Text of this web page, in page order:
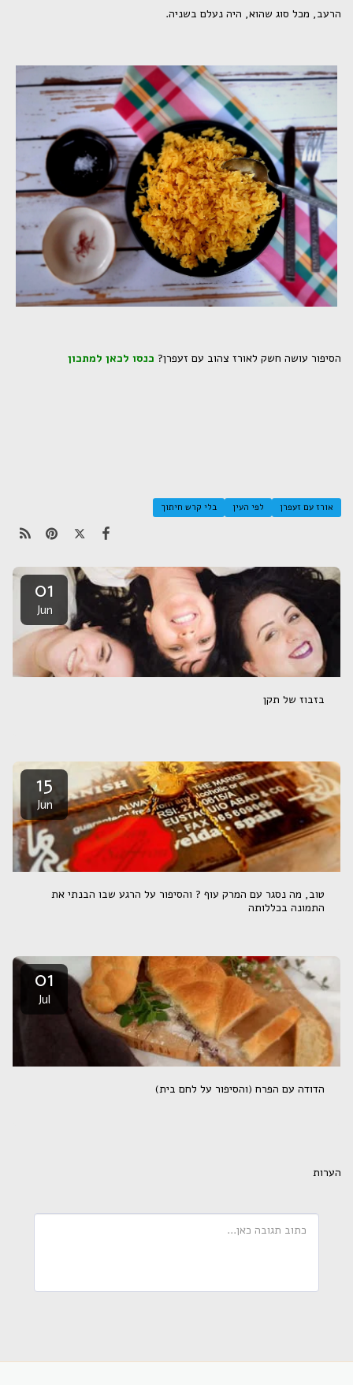
הרעב, מכל סוג שהוא, היה נעלם בשניה.
הסיפור עושה חשק לאורז צהוב עם זעפרן? כנסו לכאן למתכון
אורז עם זעפרן לפי העין בלי קרש חיתוך
01
Jun
בזבוז של תקן
15
Jun
טוב, מה נסגר עם המרק עוף ? והסיפור על הרגע שבו הבנתי את
התמונה בכללותה
01
Jul
הדודה עם הפרח (והסיפור על לחם בית)
הערות